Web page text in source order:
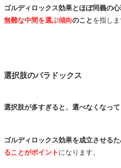
ゴルディロックス効果とほぼ同義の心
無難な中間を選ぶ傾向のことを指しま
選択肢のパラドックス
選択肢が多すぎると、選べなくなって
ゴルディロックス効果を成立させるた
ることがポイントになります。